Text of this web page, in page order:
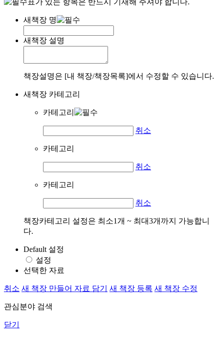
표가 있는 항목은 반드시 기재해 주셔야 합니다.
새책장 명
새책장 설명
책장설명은 [내 책장/책장목록]에서 수정할 수 있습니다.
새책장 카테고리
카테고리
취소
카테고리
취소
카테고리
취소
책장카테고리 설정은 최소1개 ~ 최대3개까지 가능합니
다.
Default 설정
설정
선택한 자료
취소 새 책장 만들어 자료 담기 새 책장 등록 새 책장 수정
관심분야 검색
닫기